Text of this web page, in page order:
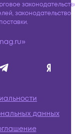
законодательство
данных